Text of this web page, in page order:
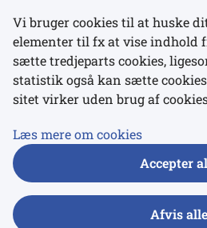
Links
Udgivelser
Vi bruger cookies til at huske
elementer til fx at vise indhold
sætte tredjeparts cookies,
statistik også kan sætte
sitet virker uden brug af
Læs mere om cookies
Accepter
Afvis alle